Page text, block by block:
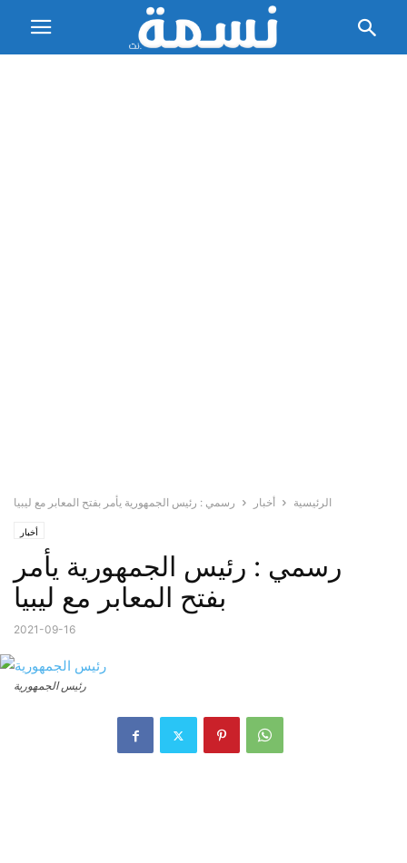
الرئيسية أخبار رسمي : رئيس الجمهورية يأمر بفتح المعابر مع ليبيا
أخبار
رسمي : رئيس الجمهورية يأمر
بفتح المعابر مع ليبيا
2021-09-16
رئيس الجمهورية